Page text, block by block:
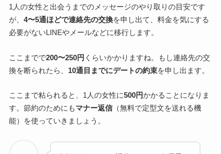
1人の女性と出会うまでのメッセージのやり取りの目安です
が、 4〜5通ほどで連絡先の交換を申し出て、料金を気にする
必要がないLINEやメールなどに移行します。
ここまでで200〜250円 くらいかかりますね。もし連絡先の交
換を断られたら、 10通目までにデートの約束を申し出ます。
ここまで粘られると、1人の女性に500円かかることになりま
す。節約のためにもマナー返信（無料で定型文を送れる機
能）を使っていきましょう。